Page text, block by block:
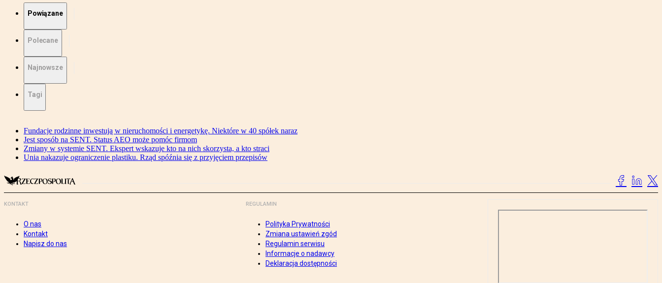
Powiązane
Polecane
Najnowsze
Tagi
Fundacje rodzinne inwestują w nieruchomości i energetykę. Niektóre w 40 spółek naraz
Jest sposób na SENT. Status AEO może pomóc firmom
Zmiany w systemie SENT. Ekspert wskazuje kto na nich skorzysta, a kto straci
Unia nakazuje ograniczenie plastiku. Rząd spóźnia się z przyjęciem przepisów
KONTAKT
O nas
Kontakt
Napisz do nas
REGULAMIN
Polityka Prywatności
Zmiana ustawień zgód
Regulamin serwisu
Informacje o nadawcy
Deklaracja dostępności